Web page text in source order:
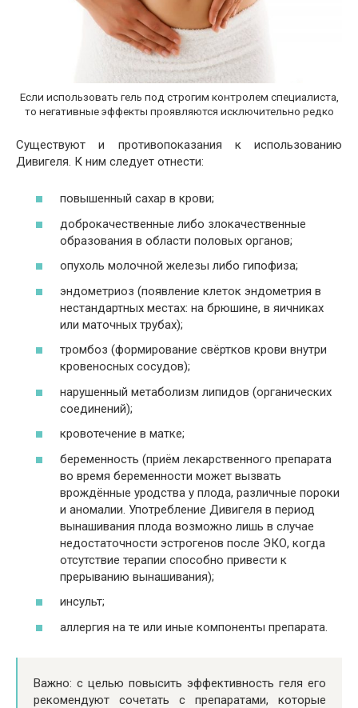
Если использовать гель под строгим контролем специалиста,
то негативные эффекты проявляются исключительно редко
Существуют и противопоказания к использованию
Дивигеля. К ним следует отнести:
повышенный сахар в крови;
доброкачественные либо злокачественные
образования в области половых органов;
опухоль молочной железы либо гипофиза;
эндометриоз (появление клеток эндометрия в
нестандартных местах: на брюшине, в яичниках
или маточных трубах);
тромбоз (формирование свёртков крови внутри
кровеносных сосудов);
нарушенный метаболизм липидов (органических
соединений);
кровотечение в матке;
беременность (приём лекарственного препарата
во время беременности может вызвать
врождённые уродства у плода, различные пороки
и аномалии. Употребление Дивигеля в период
вынашивания плода возможно лишь в случае
недостаточности эстрогенов после ЭКО, когда
отсутствие терапии способно привести к
прерыванию вынашивания);
инсульт;
аллергия на те или иные компоненты препарата.
Важно: с целью повысить эффективность геля его
рекомендуют сочетать с препаратами, которые